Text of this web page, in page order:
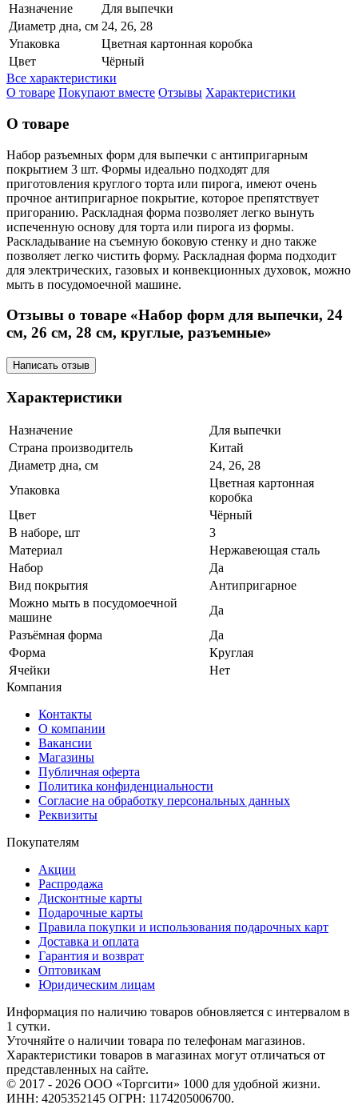
Назначение
Для выпечки
Диаметр дна, см 24, 26, 28
Упаковка
Цветная картонная коробка
Цвет
Чёрный
Все характеристики
О товаре Покупают вместе Отзывы Характеристики
О товаре
Набор разъемных форм для выпечки с антипригарным
покрытием 3 шт. Формы идеально подходят для
приготовления круглого торта или пирога, имеют очень
прочное антипригарное покрытие, которое препятствует
пригоранию. Раскладная форма позволяет легко вынуть
испеченную основу для торта или пирога из формы.
Раскладывание на съемную боковую стенку и дно также
позволяет легко чистить форму. Раскладная форма подходит
для электрических, газовых и конвекционных духовок, можно
мыть в посудомоечной машине.
Отзывы о товаре «Набор форм для выпечки, 24
см, 26 см, 28 см, круглые, разъемные»
Написать отзыв
Характеристики
Назначение
Для выпечки
Страна производитель
Китай
Диаметр дна, см
24, 26, 28
Упаковка
Цветная картонная
коробка
Цвет
Чёрный
В наборе, шт
3
Материал
Нержавеющая сталь
Набор
Да
Вид покрытия
Антипригарное
Можно мыть в посудомоечной
машине
Да
Разъёмная форма
Да
Форма
Круглая
Ячейки
Нет
Компания
Контакты
О компании
Вакансии
Магазины
Публичная оферта
Политика конфиденциальности
Согласие на обработку персональных данных
Реквизиты
Покупателям
Акции
Распродажа
Дисконтные карты
Подарочные карты
Правила покупки и использования подарочных карт
Доставка и оплата
Гарантия и возврат
Оптовикам
Юридическим лицам
Информация по наличию товаров обновляется с интервалом в
1 сутки.
Уточняйте о наличии товара по телефонам магазинов.
Характеристики товаров в магазинах могут отличаться от
представленных на сайте.
© 2017 - 2026 ООО «Торгсити» 1000 для удобной жизни.
ИНН: 4205352145 ОГРН: 1174205006700.